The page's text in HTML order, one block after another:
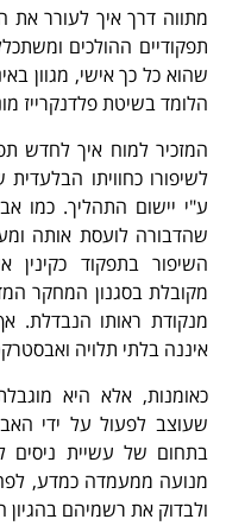
מתווה דרך איך לעורר את
תפקודיים ההולכים
שהוא כל כך אישי, מגוון
הלומד בשיטת פלדנקרייז
המזכיר למוח איך לחדש
לשיפורו כחוויתו
ע"י יישום התהליך. כמו
שהדבורה לועסת אותה
השיפור בתפקוד כקינין
מקובלת בסגנון המחקר
מנקודת ראותו הנבדלת.
איננה בלתי תלויה
כאומנות, אלא היא
שעוצב לפעול על ידי
בתחום של עשיית ניסים
מנועה ממעמדה כמדע,
ולבדוק את רשמיהם בהגיון